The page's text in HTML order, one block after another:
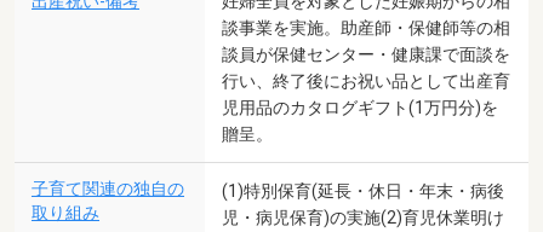
談事業を実施。助産師・保健師等の相
談員が保健センター・健康課で面談を
行い、終了後にお祝い品として出産育
児用品のカタログギフト(1万円分)を
贈呈。
子育て関連の独自の
取り組み
(1)特別保育(延長・休日・年末・病後
児・病児保育)の実施(2)育児休業明け